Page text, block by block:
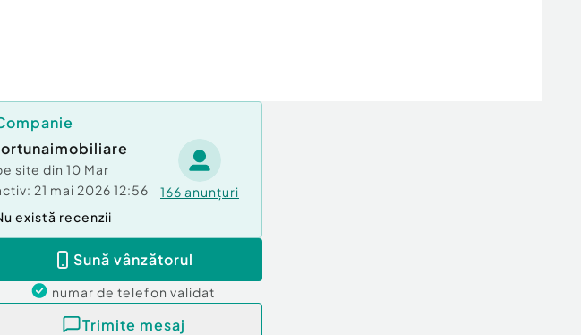
site din 10 Mar
21 mai 2026 12:56 166 anunțuri
există recenzii
Sună vânzătorul
numar de telefon validat
Trimite mesaj